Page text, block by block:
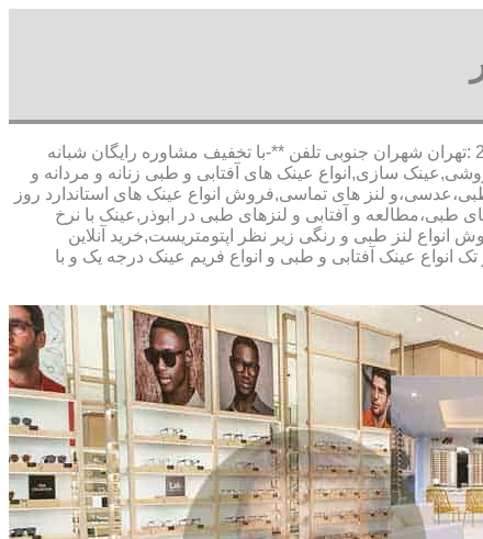
,آدرس شعبه 1 :تهران شاهین شمالی بیست متری گلستان شعبه 2 :تهران شهران جنوبی تلفن **-با تخفیف مشاوره رایگان شبانه
سازی,انواع عینک های آفتابی و طبی زنانه و مردانه و
لنز های تماسی,فروش انواع عینک های استاندارد روز
طبی،مطالعه و آفتابی و لنزهای طبی در ابوذر,عینک با نرخ
انواع لنز طبی و رنگی زیر نظر اپتومتریست,خرید آنلاین
انواع عینک آفتابی و طبی و انواع فریم عینک درجه یک و با